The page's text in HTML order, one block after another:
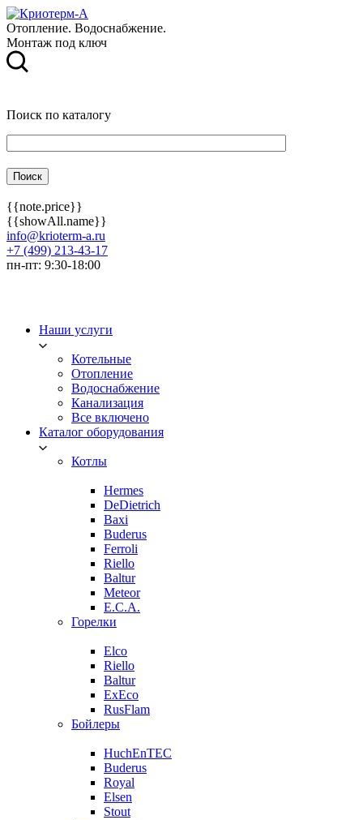
Отопление. Водоснабжение.
Монтаж под ключ
Поиск по каталогу
{{note.price}}
{{showAll.name}}
info@krioterm-a.ru
+7 (499) 213-43-17
пн-пт: 9:30-18:00
Наши услуги
Котельные
Отопление
Водоснабжение
Канализация
Все включено
Каталог оборудования
Котлы
Hermes
DeDietrich
Baxi
Buderus
Ferroli
Riello
Baltur
Meteor
E.C.A.
Горелки
Elco
Riello
Baltur
ExEco
RusFlam
Бойлеры
HuchEnTEC
Buderus
Royal
Elsen
Stout